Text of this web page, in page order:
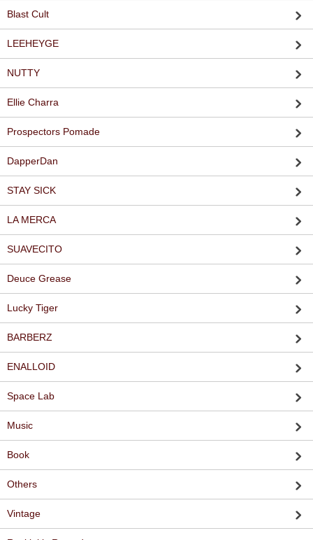
Blast Cult
LEEHEYGE
NUTTY
Ellie Charra
Prospectors Pomade
DapperDan
STAY SICK
LA MERCA
SUAVECITO
Deuce Grease
Lucky Tiger
BARBERZ
ENALLOID
Space Lab
Music
Book
Others
Vintage